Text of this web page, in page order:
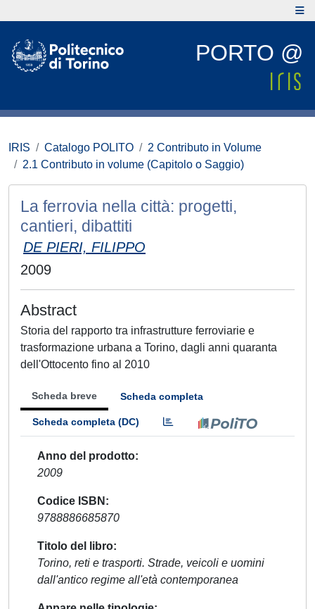
PORTO @
IRIS Catalogo POLITO
2 Contributo in Volume
2.1 Contributo in volume (Capitolo o Saggio)
La ferrovia nella città: progetti,
cantieri, dibattiti
DE PIERI, FILIPPO
2009
Abstract
Storia del rapporto tra infrastrutture ferroviarie e
trasformazione urbana a Torino, dagli anni quaranta
dell'Ottocento fino al 2010
Scheda breve Scheda completa
Scheda completa (DC)
Anno del prodotto
2009
Codice ISBN
9788886685870
Titolo del libro
Torino, reti e trasporti. Strade, veicoli e uomini
dall'antico regime all'età contemporanea